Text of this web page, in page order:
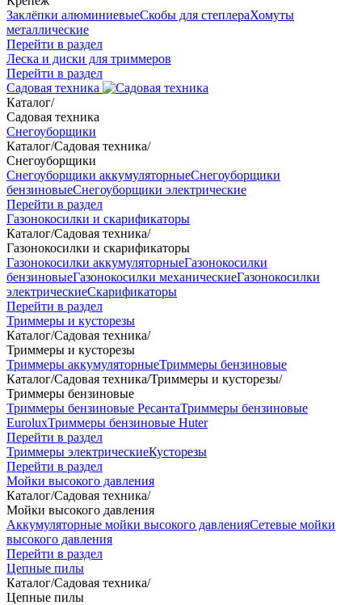
Заклёпки алюминиевыеСкобы для степлераХомуты
металлические
Перейти в раздел
Леска и диски для триммеров
Перейти в раздел
Садовая техника
Каталог/
Садовая техника
Снегоуборщики
Каталог/Садовая техника/
Снегоуборщики
Снегоуборщики аккумуляторныеСнегоуборщики
бензиновыеСнегоуборщики электрические
Перейти в раздел
Газонокосилки и скарификаторы
Каталог/Садовая техника/
Газонокосилки и скарификаторы
Газонокосилки аккумуляторныеГазонокосилки
бензиновыеГазонокосилки механическиеГазонокосилки
электрическиеСкарификаторы
Перейти в раздел
Триммеры и кусторезы
Каталог/Садовая техника/
Триммеры и кусторезы
Триммеры аккумуляторныеТриммеры бензиновые
Каталог/Садовая техника/Триммеры и кусторезы/
Триммеры бензиновые
Триммеры бензиновые РесантаТриммеры бензиновые
EuroluxТриммеры бензиновые Huter
Перейти в раздел
Триммеры электрическиеКусторезы
Перейти в раздел
Мойки высокого давления
Каталог/Садовая техника/
Мойки высокого давления
Аккумуляторные мойки высокого давленияСетевые мойки
высокого давления
Перейти в раздел
Цепные пилы
Каталог/Садовая техника/
Цепные пилы